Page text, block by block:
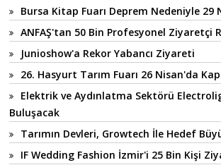
Bursa Kitap Fuarı Deprem Nedeniyle 29
ANFAŞ'tan 50 Bin Profesyonel Ziyaretçi
Junioshow'a Rekor Yabancı Ziyareti
26. Hasyurt Tarım Fuarı 26 Nisan'da
Elektrik ve Aydınlatma Sektörü
Buluşacak
Tarımın Devleri, Growtech İle Hedef
IF Wedding Fashion İzmir'i 25 Bin Kişi